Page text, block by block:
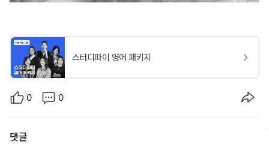
스터디파이 영어 패키지
0 0
댓글